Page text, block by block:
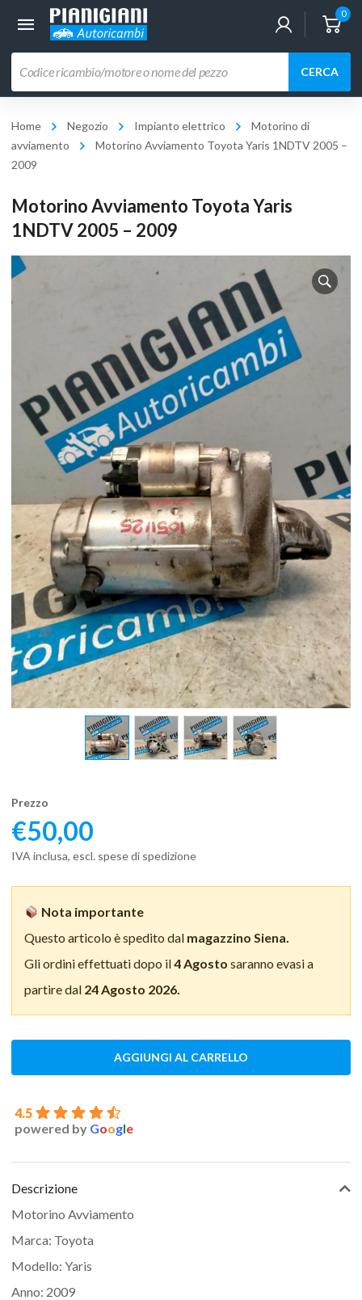
0
prodotti
CERCA
Home Negozio Impianto elettrico
Motorino di
avviamento
Motorino Avviamento Toyota Yaris 1NDTV 2005 –
2009
Motorino Avviamento Toyota Yaris
1NDTV 2005 – 2009
Prezzo
€50,00
IVA inclusa, escl. spese di spedizione
Nota importante
Questo articolo è spedito dal magazzino Siena.
Gli ordini effettuati dopo il4 Agosto saranno evasi a
partire dal 24 Agosto 2026.
AGGIUNGI AL CARRELLO
4.5
powered by Google
Descrizione
Motorino Avviamento
Marca: Toyota
Modello: Yaris
Anno: 2009